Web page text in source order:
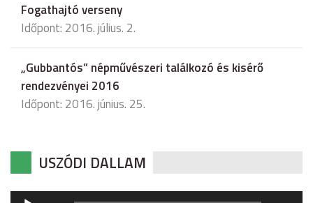
Fogathajtó verseny
Időpont: 2016. július. 2.
„Gubbantós” népművészeri találkozó és kisérő
rendezvényei 2016
Időpont: 2016. június. 25.
USZÓDI DALLAM